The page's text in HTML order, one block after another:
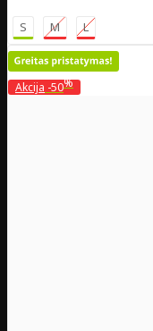
S M L
Akcija -50%